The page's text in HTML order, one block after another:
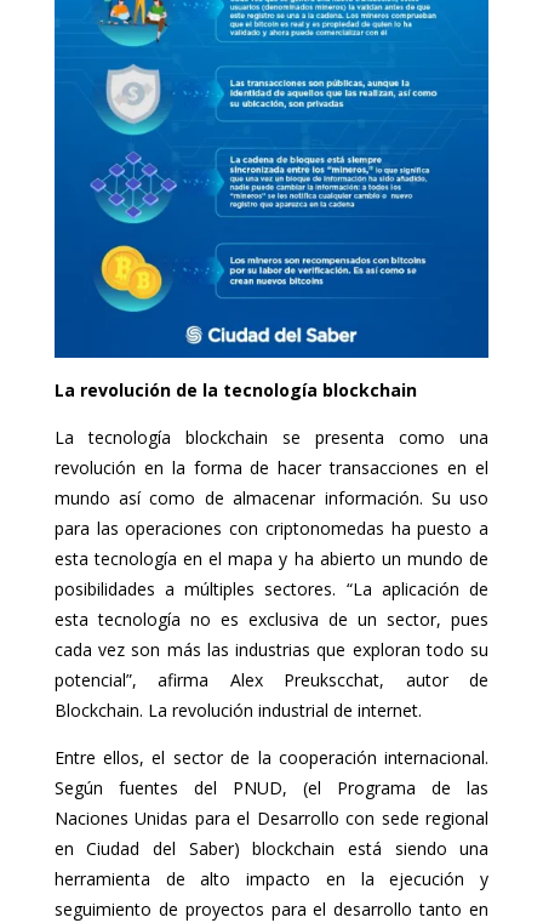
La revolución de la tecnología blockchain
La tecnología blockchain se presenta como una
revolución en la forma de hacer transacciones en el
mundo así como de almacenar información. Su uso
para las operaciones con criptonomedas ha puesto a
esta tecnología en el mapa y ha abierto un mundo de
posibilidades a múltiples sectores. “La aplicación de
esta tecnología no es exclusiva de un sector, pues
cada vez son más las industrias que exploran todo su
potencial”, afirma Alex Preukscchat, autor de
Blockchain. La revolución industrial de internet.
Entre ellos, el sector de la cooperación internacional.
Según fuentes del PNUD, (el Programa de las
Naciones Unidas para el Desarrollo con sede regional
en Ciudad del Saber) blockchain está siendo una
herramienta de alto impacto en la ejecución y
seguimiento de proyectos para el desarrollo tanto en